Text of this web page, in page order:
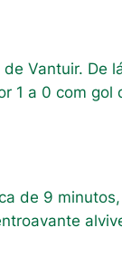
Vantuir. De
1 a 0 com gol
de 9